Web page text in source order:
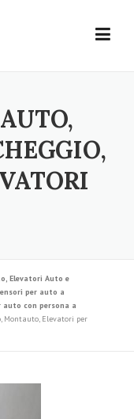
Elevatori Auto e
per auto a
auto con persona a
Montauto, Elevatori per